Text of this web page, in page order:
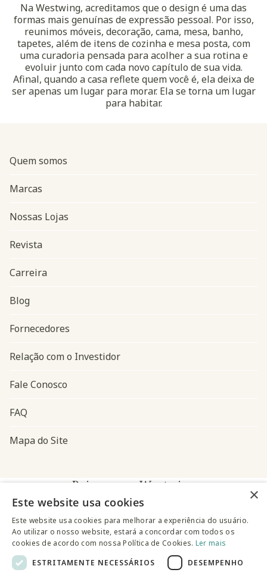
Na Westwing, acreditamos que o design é uma das
formas mais genuínas de expressão pessoal. Por isso,
reunimos móveis, decoração, cama, mesa, banho,
tapetes, além de itens de cozinha e mesa posta, com
uma curadoria pensada para acolher a sua rotina e
evoluir junto com cada novo capítulo de sua vida.
Afinal, quando a casa reflete quem você é, ela deixa de
ser apenas um lugar para morar. Ela se torna um lugar
para habitar.
Navegação do rodapé
Quem somos
Marcas
Nossas Lojas
Revista
Carreira
Blog
Fornecedores
Relação com o Investidor
Fale Conosco
FAQ
Mapa do Site
Baixe o app Westwing
×
Este website usa cookies
Este website usa cookies para melhorar a experiência do usuário.
Ao utilizar o nosso website, estará a concordar com todos os
cookies de acordo com nossa Política de Cookies. Ler mais
ESTRITAMENTE NECESSÁRIOS
DESEMPENHO